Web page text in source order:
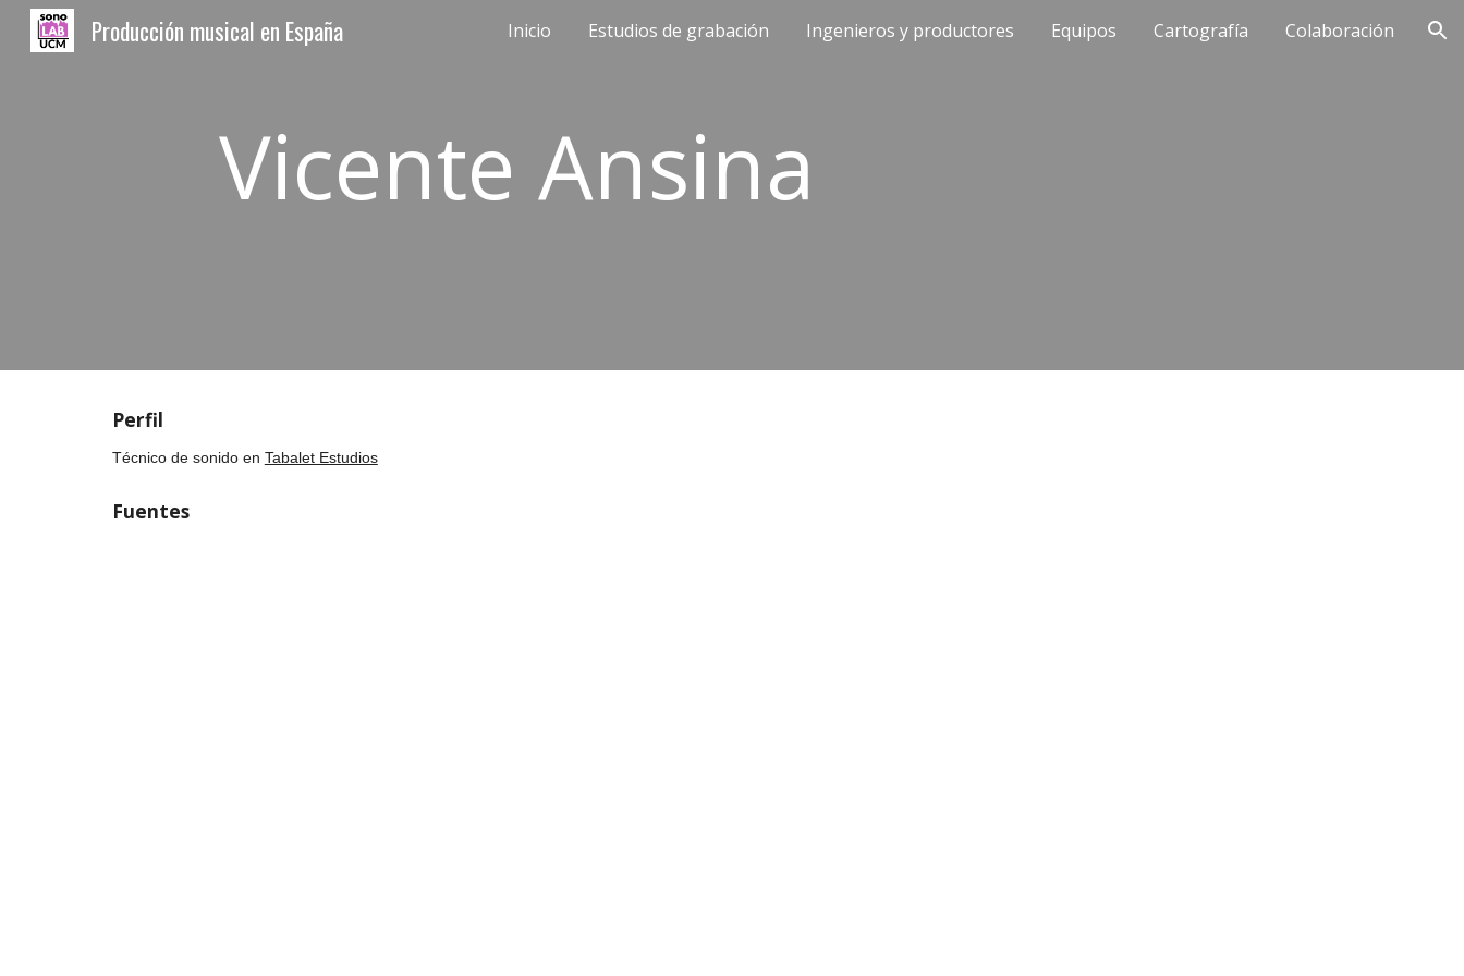
Skip to main content Skip to navigation
Producción musical en España Inicio Estudios de grabación Ingenieros y productores Equipos Cartografía Colaboración
Vicente Ansina
Perfil
Técnico de sonido en Tabalet Estudios
Fuentes